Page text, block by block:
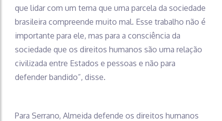
que lidar com um tema que uma parcela da sociedade
brasileira compreende muito mal. Esse trabalho não é
importante para ele, mas para a consciência da
sociedade que os direitos humanos são uma relação
civilizada entre Estados e pessoas e não para
defender bandido”, disse.
Para Serrano, Almeida defende os direitos humanos